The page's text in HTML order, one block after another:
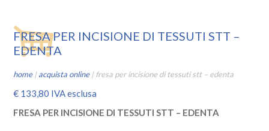
FRESA PER INCISIONE DI TESSUTI STT –
EDENTA
home|acquista online|fresa per incisione di tessuti stt – edenta
€ 133,80 IVA esclusa
FRESA PER INCISIONE DI TESSUTI STT – EDENTA